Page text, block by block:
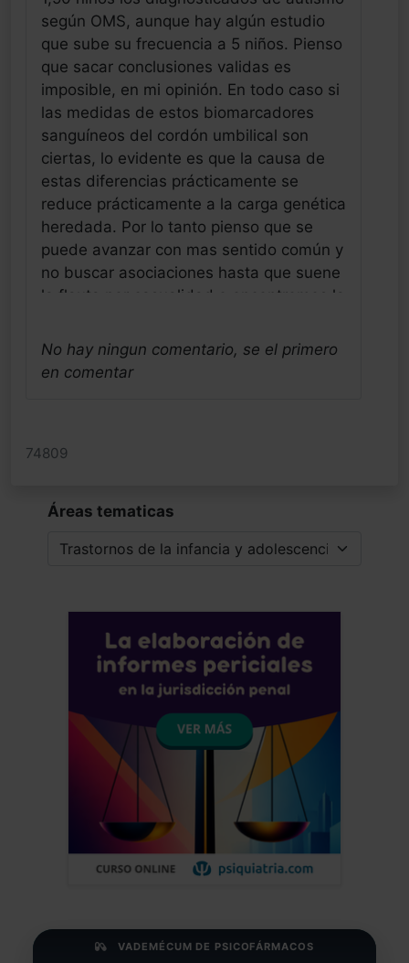
según OMS, aunque hay algún estudio
que sube su frecuencia a 5 niños. Pienso
que sacar conclusiones validas es
imposible, en mi opinión. En todo caso si
las medidas de estos biomarcadores
sanguíneos del cordón umbilical son
ciertas, lo evidente es que la causa de
estas diferencias prácticamente se
reduce prácticamente a la carga genética
heredada. Por lo tanto pienso que se
puede avanzar con mas sentido común y
no buscar asociaciones hasta que suene
la flauta por casualidad o encontremos la
pinchado. Soy poco optimista en la
búsqueda de lo que nos ayude a
neandertal hiperactivo de Sevilla
Médico - España
No hay ningun comentario, se el primero
en comentar
74809
Áreas tematicas
VADEMÉCUM DE PSICOFÁRMACOS